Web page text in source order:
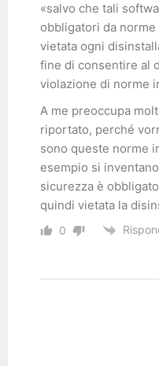
«salvo che tali
obbligatori da
vietata ogni
fine di consentire al
violazione di norme
A me preoccupa
riportato, perché
sono queste norme
esempio si
sicurezza è
quindi vietata la
0